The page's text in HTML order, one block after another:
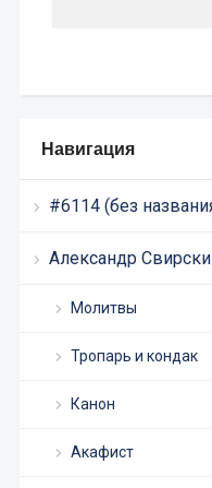
Навигация
#6114 (без
Александр
Молитвы
Тропарь и кондак
Канон
Акафист